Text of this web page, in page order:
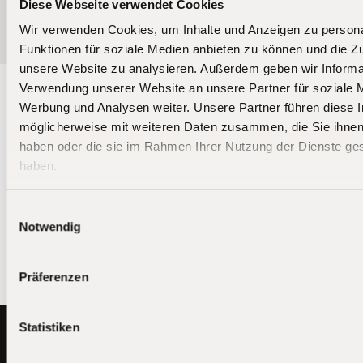
Diese Webseite verwendet Cookies
Wir verwenden Cookies, um Inhalte und Anzeigen zu
Funktionen für soziale Medien anbieten zu können und die
unsere Website zu analysieren. Außerdem geben wir
Verwendung unserer Website an unsere Partner für soziale
Werbung und Analysen weiter. Unsere Partner führen diese
möglicherweise mit weiteren Daten zusammen, die Sie
haben oder die sie im Rahmen Ihrer Nutzung der Dienste
haben.
Notwendig
Präferenzen
Statistiken
Bleiben Sie auf dem
Laufenden
investieren weltweit in die Technologiefuhrer von
Footer